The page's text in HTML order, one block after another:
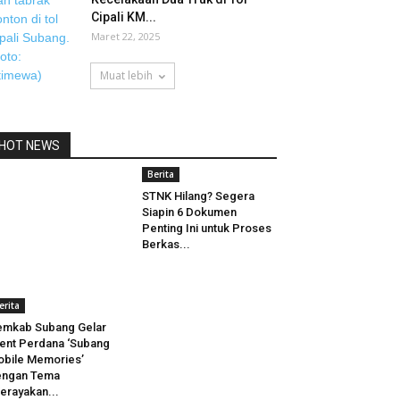
Cipali KM...
Maret 22, 2025
Muat lebih
HOT NEWS
Subang Gelar
Perdana ‘Subang
Memories’
Tema
Berita
STNK Hilang? Segera
Siapin 6 Dokumen
Penting Ini untuk Proses
Berkas...